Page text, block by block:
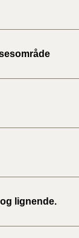
BR18
BR18
lignende.